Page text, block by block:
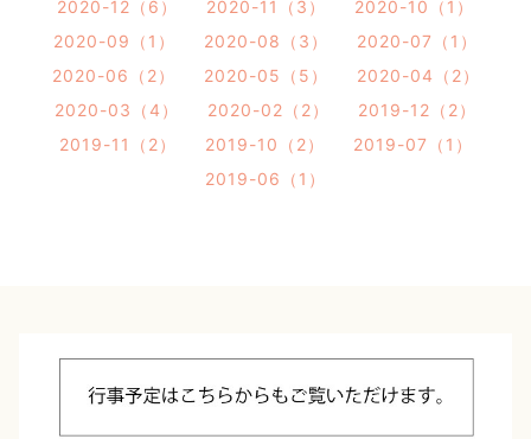
2020-12（6）
2020-11（3）
2020-10（1）
2020-09（1）
2020-08（3）
2020-07（1）
2020-06（2）
2020-05（5）
2020-04（2）
2020-03（4）
2020-02（2）
2019-12（2）
2019-11（2）
2019-10（2）
2019-07（1）
2019-06（1）